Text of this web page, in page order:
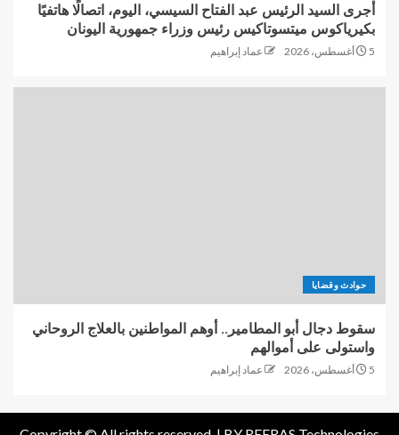
أجرى السيد الرئيس عبد الفتاح السيسي، اليوم، اتصالًا هاتفيًا
بكيرياكوس ميتسوتاكيس رئيس وزراء جمهورية اليونان
5 أغسطس، 2026 عماد إبراهيم
حوادث وقضايا
سقوط دجال أبو المطامير.. أوهم المواطنين بالعلاج الروحاني
واستولى على أموالهم
5 أغسطس، 2026 عماد إبراهيم